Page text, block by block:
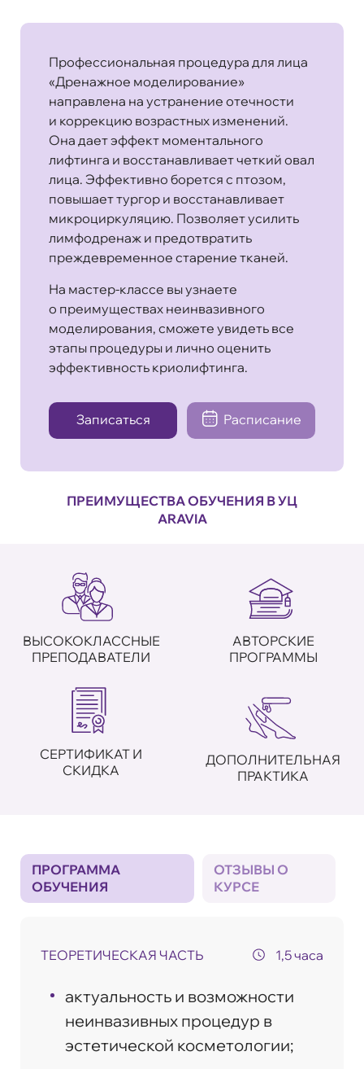
Профессиональная процедура для лица
«Дренажное моделирование»
направлена на устранение отечности
и коррекцию возрастных изменений.
Она дает эффект моментального
лифтинга и восстанавливает четкий овал
лица. Эффективно борется с птозом,
повышает тургор и восстанавливает
микроциркуляцию. Позволяет усилить
лимфодренаж и предотвратить
преждевременное старение тканей.
На мастер-классе вы узнаете
о преимуществах неинвазивного
моделирования, сможете увидеть все
этапы процедуры и лично оценить
эффективность криолифтинга.
Записаться Расписание
ПРЕИМУЩЕСТВА ОБУЧЕНИЯ В УЦ
ARAVIA
ВЫСОКОКЛАССНЫЕ
ПРЕПОДАВАТЕЛИ
АВТОРСКИЕ
ПРОГРАММЫ
СЕРТИФИКАТ И
СКИДКА
ДОПОЛНИТЕЛЬНАЯ
ПРАКТИКА
ПРОГРАММА
ОБУЧЕНИЯ
ОТЗЫВЫ О
КУРСЕ
ТЕОРЕТИЧЕСКАЯ ЧАСТЬ 1,5 часа
актуальность и возможности
неинвазивных процедур в
эстетической косметологии;